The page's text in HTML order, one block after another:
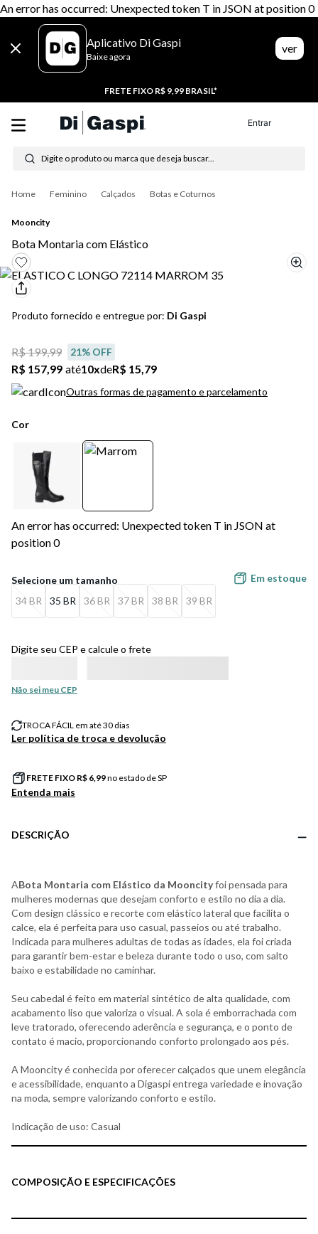
An error has occurred: Unexpected token T in JSON at position 0
Aplicativo Di Gaspi
Baixe agora
ver
20% CASHBACK
Entrar
Digite o produto ou marca que deseja buscar...
Feminino Calçados Botas e Coturnos
Mooncity
Bota Montaria com Elástico
Produto fornecido e entregue por: Di Gaspi
R$ 199,99 21% OFF
R$ 157,99 até10xdeR$ 15,79
Outras formas de pagamento e parcelamento
Cor
An error has occurred: Unexpected token T in JSON at
position 0
34 BR 35 BR 36 BR 37 BR 38 BR 39 BR
Em estoque
Digite seu CEP e calcule o frete
Não sei meu CEP
TROCA FÁCIL em até 30 dias
Ler política de troca e devolução
FRETE FIXO R$ 6,99no estado de SP
Entenda mais
DESCRIÇÃO
ABota Montaria com Elástico da Mooncityfoi pensada para
mulheres modernas que desejam conforto e estilo no dia a dia.
Com design clássico e recorte com elástico lateral que facilita o
calce, ela é perfeita para uso casual, passeios ou até trabalho.
Indicada para mulheres adultas de todas as idades, ela foi criada
para garantir bem-estar e beleza durante todo o uso, com salto
baixo e estabilidade no caminhar.
Seu cabedal é feito em material sintético de alta qualidade, com
acabamento liso que valoriza o visual. A sola é emborrachada com
leve tratorado, oferecendo aderência e segurança, e o ponto de
contato é macio, proporcionando conforto prolongado aos pés.
A Mooncity é conhecida por oferecer calçados que unem elegância
e acessibilidade, enquanto a Digaspi entrega variedade e inovação
na moda, sempre valorizando conforto e estilo.
Indicação de uso: Casual
COMPOSIÇÃO E ESPECIFICAÇÕES
Termos mais buscados
1º tênis feminino
3º moletom
4º tênis masculino
5 º bota
6º sandalia
7º
new balance